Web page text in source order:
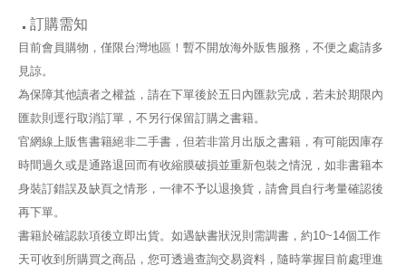
訂購需知
目前會員購物，僅限台灣地區！暫不開放海外販售服務，不便之處請多
見諒。
為保障其他讀者之權益，請在下單後於五日內匯款完成，若未於期限內
匯款則逕行取消訂單，不另行保留訂購之書籍。
官網線上販售書籍絕非二手書，但若非當月出版之書籍，有可能因庫存
時間過久或是通路退回而有收縮膜破損並重新包裝之情況，如非書籍本
身裝訂錯誤及缺頁之情形，一律不予以退換貨，請會員自行考量確認後
再下單。
書籍於確認款項後立即出貨。如遇缺書狀況則需調書，約10~14個工作
天可收到所購買之商品，您可透過查詢交易資料，隨時掌握目前處理進